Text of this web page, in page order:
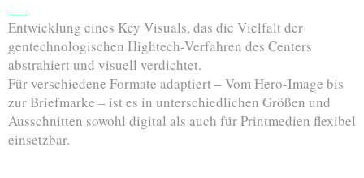
Entwicklung eines Key Visuals, das die Vielfalt der
gentechnologischen Hightech-Verfahren des Centers
abstrahiert und visuell verdichtet.
Für verschiedene Formate adaptiert – Vom Hero-Image bis
zur Briefmarke – ist es in unterschiedlichen Größen und
Ausschnitten sowohl digital als auch für Printmedien flexibel
einsetzbar.